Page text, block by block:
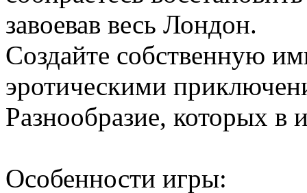
завоевав весь Лондон.
Создайте собственную
эротическими
Разнообразие, которых в
Особенности игры: